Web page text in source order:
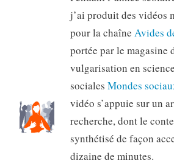
j’ai produit des vidéos
pour la chaîneAvides
portée par le magasine
vulgarisation en
socialesMondes
vidéo s’appuie sur un
recherche, dont le
synthétisé de façon
dizaine de minutes.